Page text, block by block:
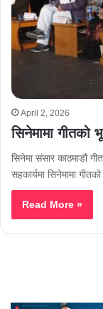
April 2, 2026
सिनेमामा गीतको
सिनेमा संसार काठमाडौं
सहकार्यमा सिनेमामा
Read More »